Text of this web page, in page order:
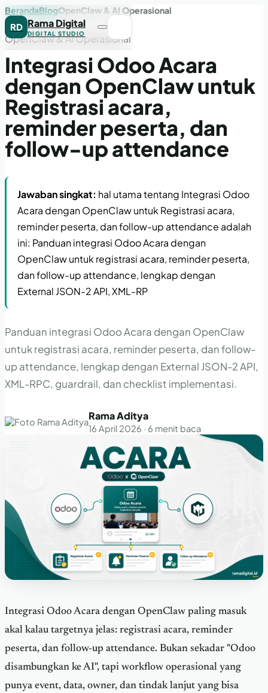
RD Rama Digital
DIGITAL STUDIO
BerandaBlogOpenClaw & AI Operasional
OpenClaw & AI Operasional
Integrasi Odoo Acara
dengan OpenClaw untuk
Registrasi acara,
reminder peserta, dan
follow-up attendance
Jawaban singkat: hal utama tentang Integrasi Odoo
Acara dengan OpenClaw untuk Registrasi acara,
reminder peserta, dan follow-up attendance adalah
ini: Panduan integrasi Odoo Acara dengan
OpenClaw untuk registrasi acara, reminder peserta,
dan follow-up attendance, lengkap dengan
External JSON-2 API, XML-RP
Panduan integrasi Odoo Acara dengan OpenClaw
untuk registrasi acara, reminder peserta, dan follow-
up attendance, lengkap dengan External JSON-2 API,
XML-RPC, guardrail, dan checklist implementasi.
Rama Aditya
16 April 2026 · 6 menit baca
Integrasi Odoo Acara dengan OpenClaw paling masuk
akal kalau targetnya jelas: registrasi acara, reminder
peserta, dan follow-up attendance. Bukan sekadar "Odoo
disambungkan ke AI", tapi workflow operasional yang
punya event, data, owner, dan tindak lanjut yang bisa